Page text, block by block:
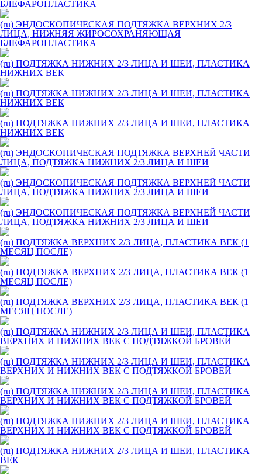
БЛЕФАРОПЛАСТИКА
(ru) ЭНДОСКОПИЧЕСКАЯ ПОДТЯЖКА ВЕРХНИХ 2/3
ЛИЦА, НИЖНЯЯ ЖИРОСОХРАНЯЮЩАЯ
БЛЕФАРОПЛАСТИКА
(ru) ПОДТЯЖКА НИЖНИХ 2/3 ЛИЦА И ШЕИ, ПЛАСТИКА
НИЖНИХ ВЕК
(ru) ПОДТЯЖКА НИЖНИХ 2/3 ЛИЦА И ШЕИ, ПЛАСТИКА
НИЖНИХ ВЕК
(ru) ПОДТЯЖКА НИЖНИХ 2/3 ЛИЦА И ШЕИ, ПЛАСТИКА
НИЖНИХ ВЕК
(ru) ЭНДОСКОПИЧЕСКАЯ ПОДТЯЖКА ВЕРХНЕЙ ЧАСТИ
ЛИЦА, ПОДТЯЖКА НИЖНИХ 2/3 ЛИЦА И ШЕИ
(ru) ЭНДОСКОПИЧЕСКАЯ ПОДТЯЖКА ВЕРХНЕЙ ЧАСТИ
ЛИЦА, ПОДТЯЖКА НИЖНИХ 2/3 ЛИЦА И ШЕИ
(ru) ЭНДОСКОПИЧЕСКАЯ ПОДТЯЖКА ВЕРХНЕЙ ЧАСТИ
ЛИЦА, ПОДТЯЖКА НИЖНИХ 2/3 ЛИЦА И ШЕИ
(ru) ПОДТЯЖКА ВЕРХНИХ 2/3 ЛИЦА, ПЛАСТИКА ВЕК (1
МЕСЯЦ ПОСЛЕ)
(ru) ПОДТЯЖКА ВЕРХНИХ 2/3 ЛИЦА, ПЛАСТИКА ВЕК (1
МЕСЯЦ ПОСЛЕ)
(ru) ПОДТЯЖКА ВЕРХНИХ 2/3 ЛИЦА, ПЛАСТИКА ВЕК (1
МЕСЯЦ ПОСЛЕ)
(ru) ПОДТЯЖКА НИЖНИХ 2/3 ЛИЦА И ШЕИ, ПЛАСТИКА
ВЕРХНИХ И НИЖНИХ ВЕК С ПОДТЯЖКОЙ БРОВЕЙ
(ru) ПОДТЯЖКА НИЖНИХ 2/3 ЛИЦА И ШЕИ, ПЛАСТИКА
ВЕРХНИХ И НИЖНИХ ВЕК С ПОДТЯЖКОЙ БРОВЕЙ
(ru) ПОДТЯЖКА НИЖНИХ 2/3 ЛИЦА И ШЕИ, ПЛАСТИКА
ВЕРХНИХ И НИЖНИХ ВЕК С ПОДТЯЖКОЙ БРОВЕЙ
(ru) ПОДТЯЖКА НИЖНИХ 2/3 ЛИЦА И ШЕИ, ПЛАСТИКА
ВЕРХНИХ И НИЖНИХ ВЕК С ПОДТЯЖКОЙ БРОВЕЙ
(ru) ПОДТЯЖКА НИЖНИХ 2/3 ЛИЦА И ШЕИ, ПЛАСТИКА
ВЕК